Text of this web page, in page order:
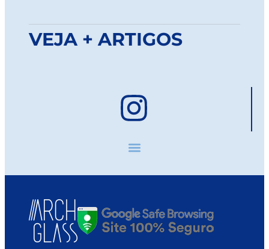
VEJA + ARTIGOS